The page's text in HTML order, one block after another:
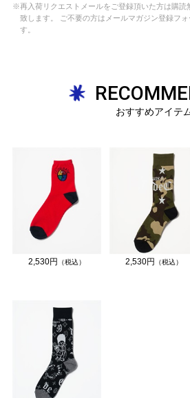
※再入荷リクエストメールをご登録頂いた方は購読
致します。 ご不要の方はメールマガジン登録フ
す。
おすすめアイテ
2,530円 （税込） 2,530円 （税込）